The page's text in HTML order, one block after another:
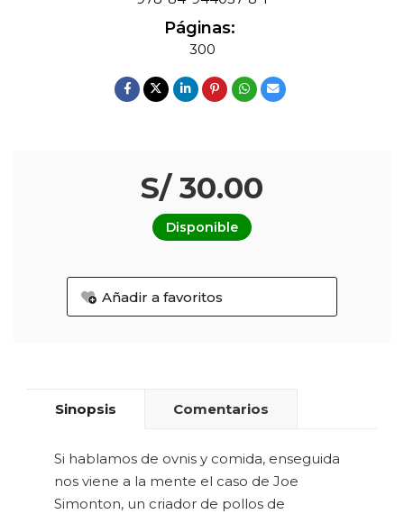
Páginas:
300
S/ 30.00
Disponible
Añadir a favoritos
Sinopsis Comentarios
Si hablamos de ovnis y comida, enseguida
nos viene a la mente el caso de Joe
Simonton, un criador de pollos de